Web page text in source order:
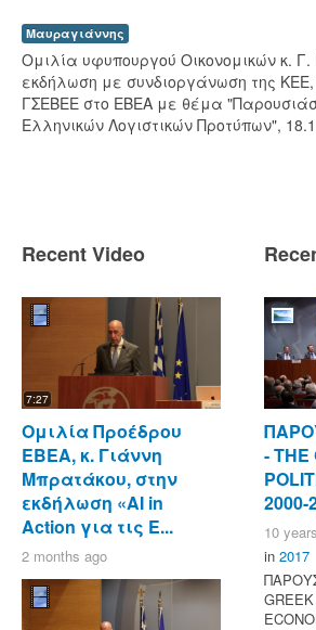
Μαυραγιάννης
Ομιλία υφυπουργού Οικονομικών κ.
εκδήλωση με συνδιοργάνωση της ΚΕΕ,
ΓΣΕΒΕΕ στο ΕΒΕΑ με θέμα
Ελληνικών Λογιστικών Προτύπων",
Recent Video
7:27
Ομιλία Προέδρου
ΕΒΕΑ, κ. Γιάννη
Μπρατάκου, στην
εκδήλωση «AI in
Action για τις Ε...
2 months ago
- ΤΗΕ
2000-
10
in 2017